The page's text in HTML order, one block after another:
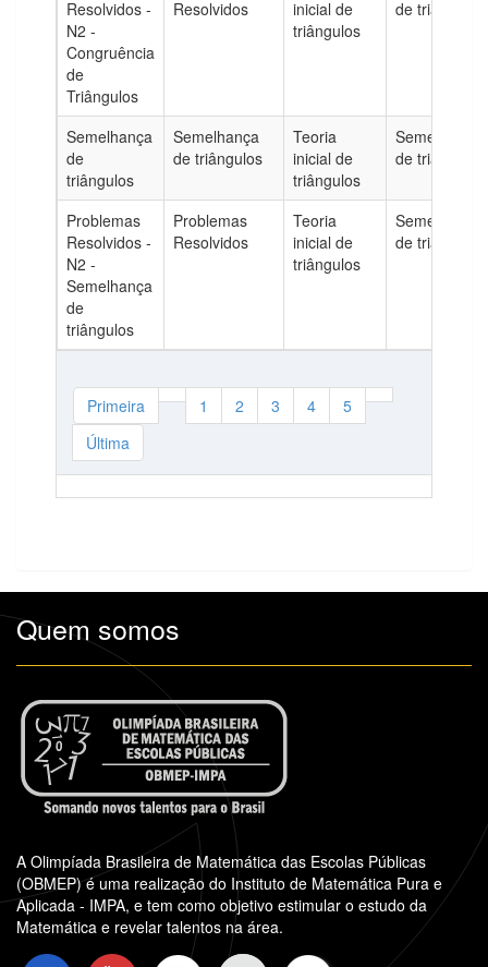
Resolvidos -
N2 -
Congruência
de
Triângulos
Resolvidos
inicial de
triângulos
de triângulos
Semelhança
de
triângulos
Semelhança
de triângulos
Teoria
inicial de
triângulos
Semelhança
de triângulos
Problemas
Resolvidos -
N2 -
Semelhança
de
triângulos
Problemas
Resolvidos
Teoria
inicial de
triângulos
Semelhança
de triângulos
Primeira 1 2 3 4
5
Última
Quem somos
A Olimpíada Brasileira de Matemática das Escolas Públicas
(OBMEP) é uma realização do Instituto de Matemática Pura e
Aplicada - IMPA, e tem como objetivo estimular o estudo da
Matemática e revelar talentos na área.